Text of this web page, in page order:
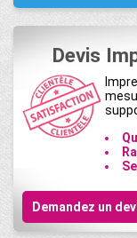
Devis
Demandez un